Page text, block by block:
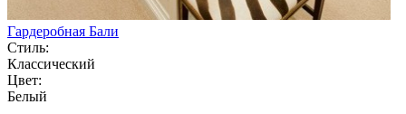
Гардеробная Бали
Стиль:
Классический
Цвет:
Белый